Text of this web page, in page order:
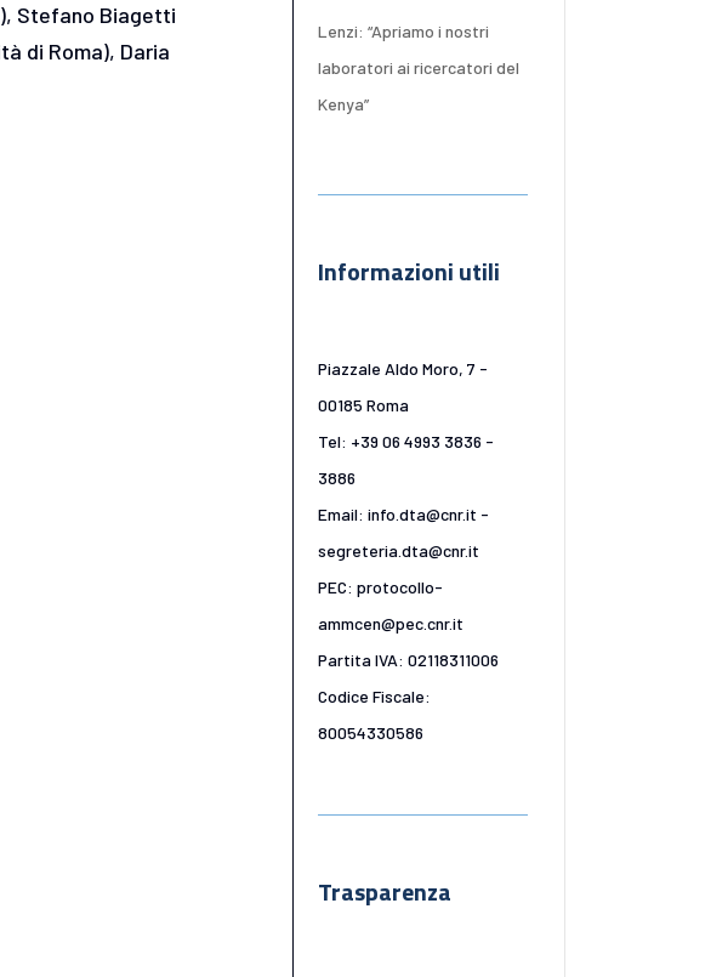
Stefano Biagetti
di Roma), Daria
Lenzi: “Apriamo i nostri
laboratori ai ricercatori del
Kenya”
Informazioni utili
Piazzale Aldo Moro, 7 -
00185 Roma
Tel: +39 06 4993 3836 -
3886
Email: info.dta@cnr.it -
segreteria.dta@cnr.it
PEC: protocollo-
ammcen@pec.cnr.it
Partita IVA: 02118311006
Codice Fiscale:
80054330586
Trasparenza